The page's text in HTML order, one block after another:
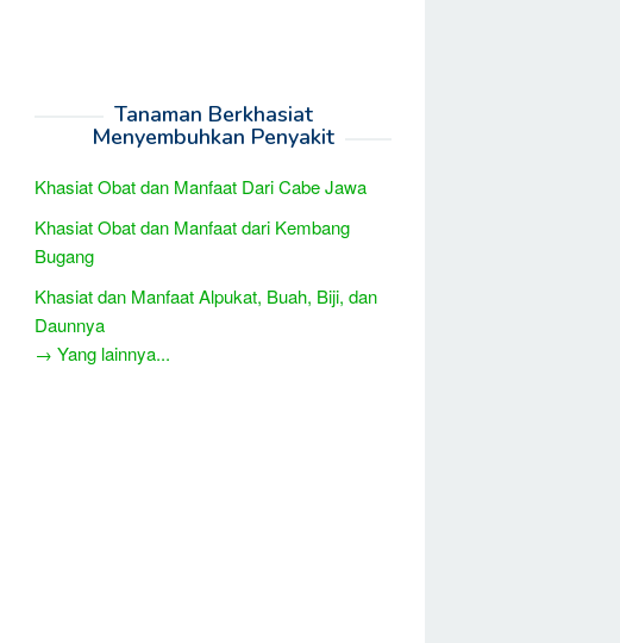
Tanaman Berkhasiat
Menyembuhkan Penyakit
Khasiat Obat dan Manfaat Dari Cabe Jawa
Khasiat Obat dan Manfaat dari Kembang
Bugang
Khasiat dan Manfaat Alpukat, Buah, Biji, dan
Daunnya
→ Yang lainnya...